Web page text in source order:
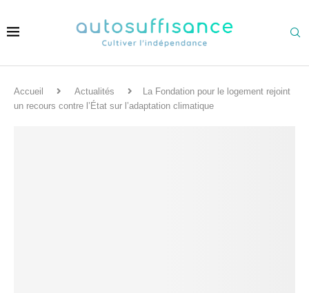
Accueil Actualités
La Fondation pour le logement rejoint
un recours contre l’État sur l’adaptation climatique